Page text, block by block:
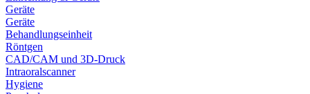
Geräte
Geräte
Behandlungseinheit
Röntgen
CAD/CAM und 3D-Druck
Intraoralscanner
Hygiene